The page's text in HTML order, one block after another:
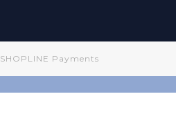
SHOPLINE Payments